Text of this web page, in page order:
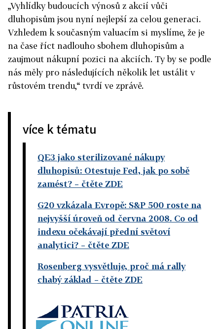
„Vyhlídky budoucích výnosů z akcií vůči
dluhopisům jsou nyní nejlepší za celou generaci.
Vzhledem k současným valuacím si myslíme, že je
na čase říct nadlouho sbohem dluhopisům a
zaujmout nákupní pozici na akciích. Ty by se podle
nás měly pro následujících několik let ustálit v
růstovém trendu,“ tvrdí ve zprávě.
více k tématu
QE3 jako sterilizované nákupy
dluhopisů: Otestuje Fed, jak po sobě
zamést? – čtěte ZDE
G20 vzkázala Evropě: S&P 500 roste na
nejvyšší úroveň od června 2008. Co od
indexu očekávají přední světoví
analytici? – čtěte ZDE
Rosenberg vysvětluje, proč má rally
chabý základ – čtěte ZDE